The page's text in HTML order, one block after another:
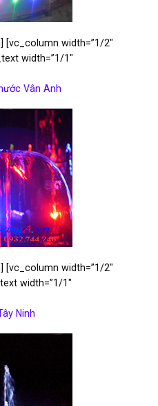
width=”1/2″
width=”1/1″
Vân Anh
width=”1/2″
width=”1/1″
Ninh